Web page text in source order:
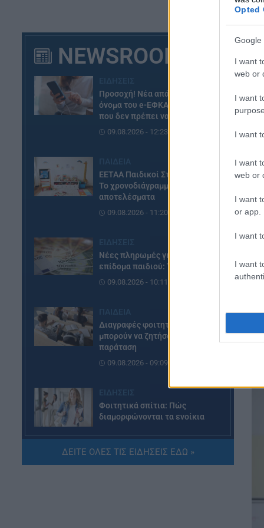
Opted
Google
I want
web or
I want
I want
I want
web or
I want
or app.
I want
I want
NEWSROOM
Προσοχή! Νέα απάτη με το
όνομα του e-ΕΦΚΑ – Το email
που δεν πρέπει να ανοίξετε
09.08.2026 - 12:23
ΕΕΤΑΑ Παιδικοί Σταθμοί ΕΣΠΑ:
Το χρονοδιάγραμμα μέχρι τα
αποτελέσματα
09.08.2026 - 11:20
Νέες πληρωμές για το έκτακτο
επίδομα παιδιού: Τι ισχύει
09.08.2026 - 10:11
Διαγραφές φοιτητών: Ποιοί
μπορούν να ζητήσουν
παράταση
09.08.2026 - 09:09
Φοιτητικά σπίτια: Πώς
διαμορφώνονται τα ενοίκια
ΔΕΙΤΕ ΟΛΕΣ ΤΙΣ ΕΙΔΗΣΕΙΣ ΕΔΩ »